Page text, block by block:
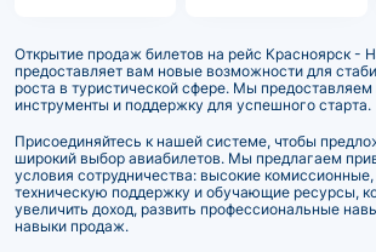
Открытие продаж билетов на рейс Красноярск -
предоставляет вам новые возможности для
роста в туристической сфере. Мы
инструменты и поддержку для успешного старта.
Присоединяйтесь к нашей системе, чтобы
широкий выбор авиабилетов. Мы предлагаем
условия сотрудничества: высокие
техническую поддержку и обучающие ресурсы,
увеличить доход, развить профессиональные
навыки продаж.